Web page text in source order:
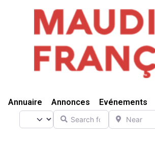
Annuaire Annonces Evénements
Select search type
Search for Near